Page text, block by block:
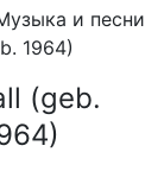
и песни
1964)
(geb.